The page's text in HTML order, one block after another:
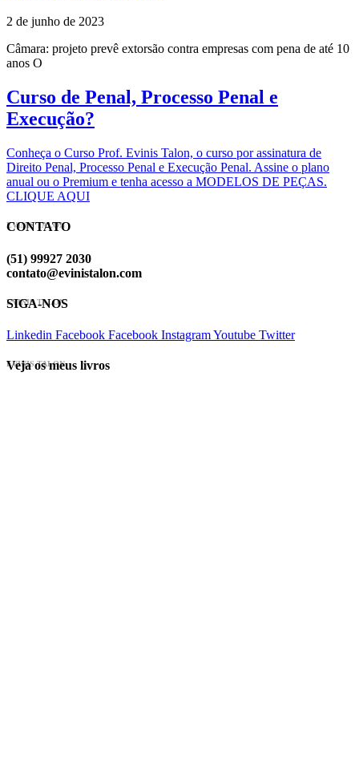
2 de junho de 2023
Câmara: projeto prevê extorsão contra empresas com pena de até 10
anos O
Curso de Penal, Processo Penal e
Execução?
Conheça o Curso Prof. Evinis Talon, o curso por assinatura de
Direito Penal, Processo Penal e Execução Penal. Assine o plano
anual ou o Premium e tenha acesso a MODELOS DE PEÇAS.
CLIQUE AQUI
EVINIS TALON
CONTATO
(51) 99927 2030
contato@evinistalon.com
EVINIS TALON
SIGA-NOS
Linkedin Facebook Facebook InstagramYoutube Twitter
EVINIS TALON
Veja os meus livros